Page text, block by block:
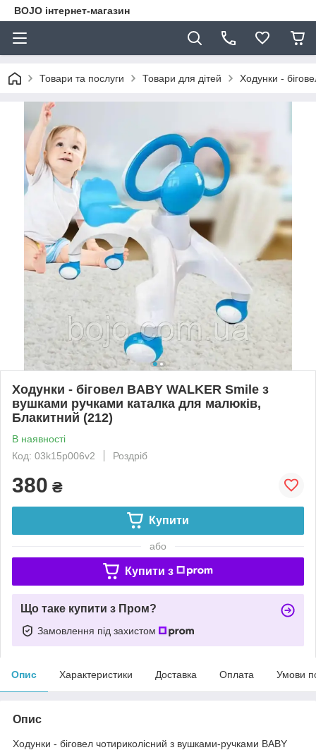
BOJO інтернет-магазин
Товари та послуги Товари для дітей Ходунки -
Ходунки - біговел BABY WALKER Smile з
вушками ручками каталка для малюків,
Блакитний (212)
В наявності
Код: 03k15p006v2
Роздріб
380 ₴
Купити
або
Купити з
Що таке купити з Пром?
Замовлення під захистом
Опис Характеристики Доставка Оплата Умови
Опис
Ходунки - біговел чотириколісний з вушками-ручками BABY